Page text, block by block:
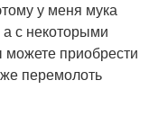
у меня мука
с некоторыми
можете приобрести
перемолоть